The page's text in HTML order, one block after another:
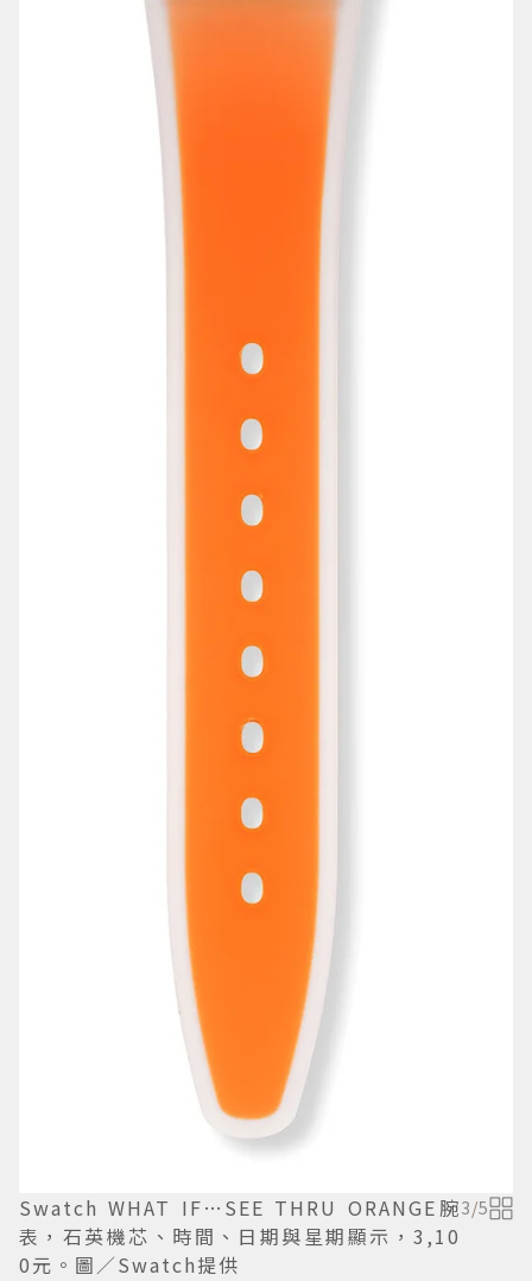
Swatch WHAT IF…SEE THRU ORANGE腕
表，石英機芯、時間、日期與星期顯示，3,10
0元。圖／Swatch提供
3/5